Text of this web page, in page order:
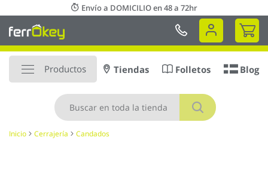
al
contenido
Envío a DOMICILIO en 48 a 72hr
Mi
Productos
Buscar
Tiendas Folletos Blog
Inicio Cerrajería Candados